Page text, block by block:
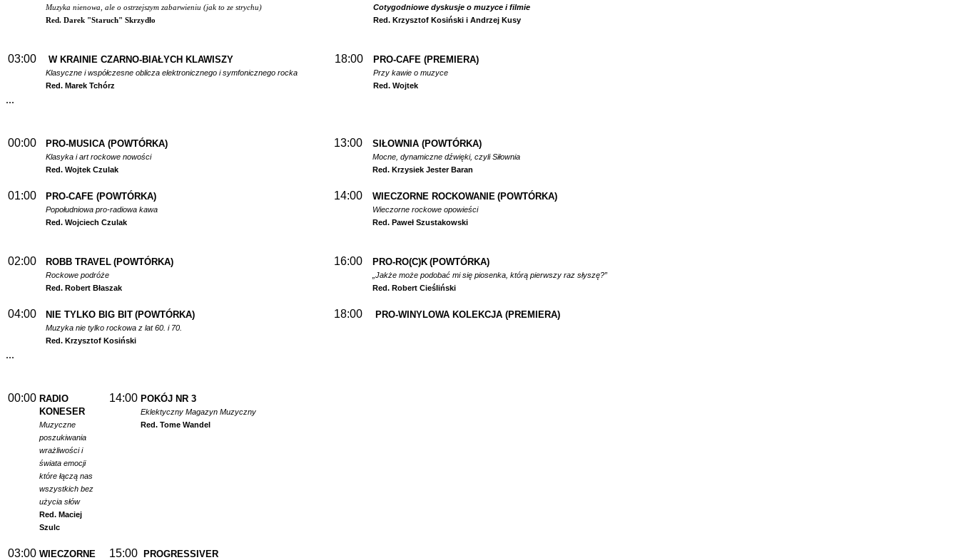
Muzyka nienowa, ale o ostrzejszym zabarwieniu (jak to ze strychu)
Red. Darek "Staruch" Skrzydło
Cotygodniowe dyskusje o muzyce i filmie
Red. Krzysztof Kosiński i Andrzej Kusy
03:00 W KRAINIE CZARNO-BIAŁYCH KLAWISZY
Klasyczne i współczesne oblicza elektronicznego i symfonicznego rocka
Red. Marek Tchórz
18:00 PRO-CAFE (PREMIERA)
Przy kawie o muzyce
Red. Wojtek
...
00:00 PRO-MUSICA (POWTÓRKA)
Klasyka i art rockowe nowości
Red. Wojtek Czulak
13:00 SIŁOWNIA (POWTÓRKA)
Mocne, dynamiczne dźwięki, czyli Siłownia
Red. Krzysiek Jester Baran
01:00 PRO-CAFE (POWTÓRKA)
Popołudniowa pro-radiowa kawa
Red. Wojciech Czulak
14:00 WIECZORNE ROCKOWANIE (POWTÓRKA)
Wieczorne rockowe opowieści
Red. Paweł Szustakowski
02:00 ROBB TRAVEL (POWTÓRKA)
Rockowe podróże
Red. Robert Błaszak
16:00 PRO-RO(C)K (POWTÓRKA)
„Jakże może podobać mi się piosenka, którą pierwszy raz słyszę?”
Red. Robert Cieśliński
04:00 NIE TYLKO BIG BIT (POWTÓRKA)
Muzyka nie tylko rockowa z lat 60. i 70.
Red. Krzysztof Kosiński
18:00 PRO-WINYLOWA KOLEKCJA (PREMIERA)
...
00:00 RADIO
KONESER
Muzyczne
poszukiwania
wrażliwości i
świata emocji
które łączą nas
wszystkich bez
użycia słów
Red. Maciej
Szulc
14:00 POKÓJ NR 3
Eklektyczny Magazyn Muzyczny
Red. Tome Wandel
03:00 WIECZORNE
15:00 PROGRESSIVER